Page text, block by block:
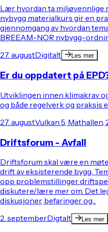
Lær hvordan ta miljøvennlige
nybygg materialkurs gir en
gjennomgang av hvordan
BREEAM-NOR nybygg-
27. augustDigitalt Les mer
Er du oppdatert på
Utviklingen innen klimakrav
og både regelverk og praksis
27. augustVulkan 5, Mathallen,
Driftsforum - Avfall
Driftsforum skal være en
drift av eksisterende bygg.
opp problemstillinger
diskutere/lære mer om. Det
diskusjoner, befaringer og...
2. septemberDigtalt Les mer